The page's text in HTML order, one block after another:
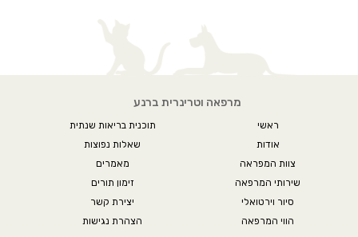
מרפאה וטרינרית ברנע
ראשי
אודות
צוות המפראה
שירותי המרפאה
סיור וירטואלי
הווי המרפאה
תוכנית בריאות שנתית
שאלות נפוצות
מאמרים
זימון תורים
יצירת קשר
הצהרת נגישות